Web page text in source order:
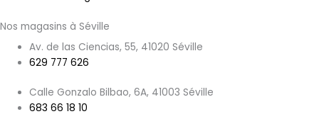
Nos magasins à Séville
Av. de las Ciencias, 55, 41020 Séville
629 777 626
Calle Gonzalo Bilbao, 6A, 41003 Séville
683 66 18 10